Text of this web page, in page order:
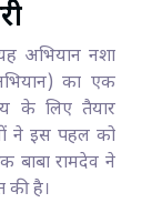
अभियान नशा
का एक
के लिए तैयार
ने इस पहल को
बाबा रामदेव ने
की है।